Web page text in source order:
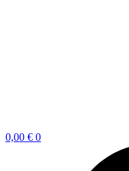
0,00 € 0